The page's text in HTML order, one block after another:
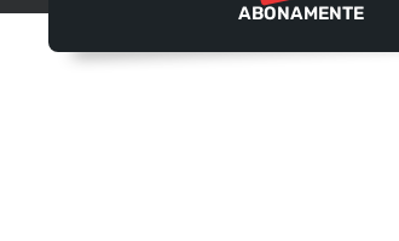
ABONAMENTE